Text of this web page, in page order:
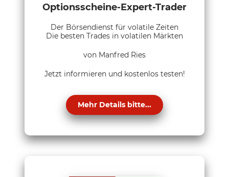
Optionsscheine-Expert-Trader
Der Börsendienst für volatile Zeiten
Die besten Trades in volatilen Märkten
von Manfred Ries
Jetzt informieren und kostenlos testen!
Mehr Details bitte...